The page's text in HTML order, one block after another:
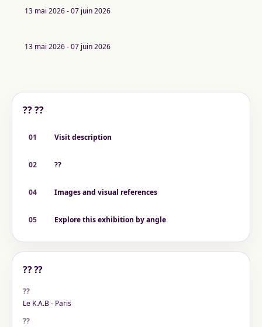
13 mai 2026 - 07 juin 2026
13 mai 2026 - 07 juin 2026
?? ??
01 Visit description
02 ??
04 Images and visual references
05 Explore this exhibition by angle
?? ??
??
Le K.A.B - Paris
??